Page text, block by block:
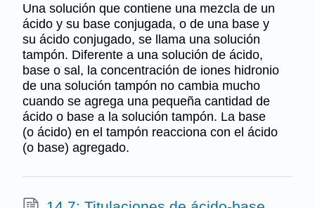
Una solución que contiene una mezcla de un
ácido y su base conjugada, o de una base y
su ácido conjugado, se llama una solución
tampón. Diferente a una solución de ácido,
base o sal, la concentración de iones hidronio
de una solución tampón no cambia mucho
cuando se agrega una pequeña cantidad de
ácido o base a la solución tampón. La base
(o ácido) en el tampón reacciona con el ácido
(o base) agregado.